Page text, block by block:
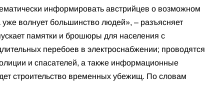
информировать австрийцев о возможном
уже волнует большинство людей», – разъясняет
памятки и брошюры для населения с
перебоев в электроснабжении; проводятся
и спасателей, а также информационные
строительство временных убежищ. По словам